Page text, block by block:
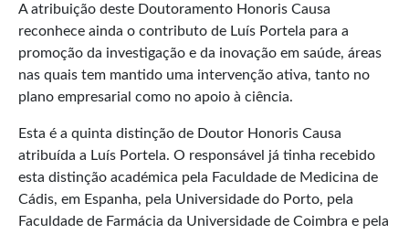
A atribuição deste Doutoramento Honoris Causa
reconhece ainda o contributo de Luís Portela para a
promoção da investigação e da inovação em saúde, áreas
nas quais tem mantido uma intervenção ativa, tanto no
plano empresarial como no apoio à ciência.
Esta é a quinta distinção de Doutor Honoris Causa
atribuída a Luís Portela. O responsável já tinha recebido
esta distinção académica pela Faculdade de Medicina de
Cádis, em Espanha, pela Universidade do Porto, pela
Faculdade de Farmácia da Universidade de Coimbra e pela